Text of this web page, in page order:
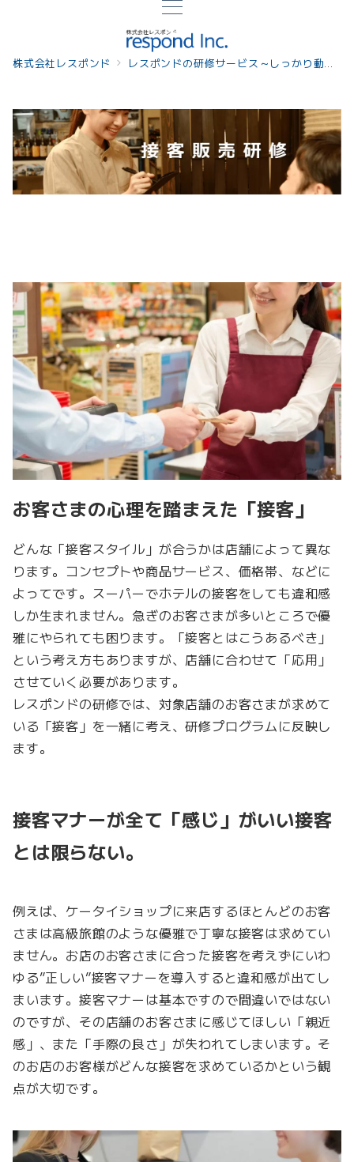
株式会社レスポンド レスポンドの研修サービス～しっかり動機づけし課題解決につながる研修
お客さまの心理を踏まえた「接客」
どんな「接客スタイル」が合うかは店舗によって異な
ります。コンセプトや商品サービス、価格帯、などに
よってです。スーパーでホテルの接客をしても違和感
しか生まれません。急ぎのお客さまが多いところで優
雅にやられても困ります。「接客とはこうあるべき」
という考え方もありますが、店舗に合わせて「応用」
させていく必要があります。
レスポンドの研修では、対象店舗のお客さまが求めて
いる「接客」を一緒に考え、研修プログラムに反映し
ます。
接客マナーが全て「感じ」がいい接客
とは限らない。
例えば、ケータイショップに来店するほとんどのお客
さまは高級旅館のような優雅で丁寧な接客は求めてい
ません。お店のお客さまに合った接客を考えずにいわ
ゆる”正しい”接客マナーを導入すると違和感が出てし
まいます。接客マナーは基本ですので間違いではない
のですが、その店舗のお客さまに感じてほしい「親近
感」、また「手際の良さ」が失われてしまいます。そ
のお店のお客様がどんな接客を求めているかという観
点が大切です。